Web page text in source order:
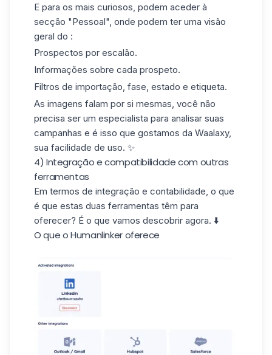
E para os mais curiosos, podem aceder à
secção "Pessoal", onde podem ter uma visão
geral do :
Prospectos por escalão.
Informações sobre cada prospeto.
Filtros de importação, fase, estado e etiqueta.
As imagens falam por si mesmas, você não
precisa ser um especialista para analisar suas
campanhas e é isso que gostamos da Waalaxy,
sua facilidade de uso. ✨
4) Integração e compatibilidade com outras
ferramentas
Em termos de integração e contabilidade, o que
é que estas duas ferramentas têm para
oferecer? É o que vamos descobrir agora. ⬇️
O que o Humanlinker oferece